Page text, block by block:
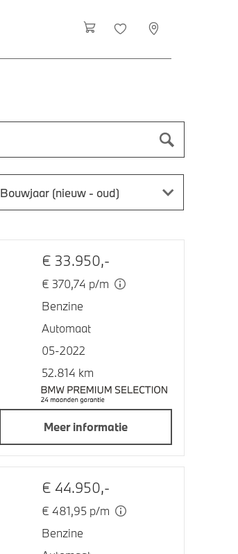
Bouwjaar (nieuw - oud)
€ 33.950,-
€ 370,74 p/m
Benzine
Automaat
05-2022
52.814 km
Meer informatie
€ 44.950,-
€ 481,95 p/m
Benzine